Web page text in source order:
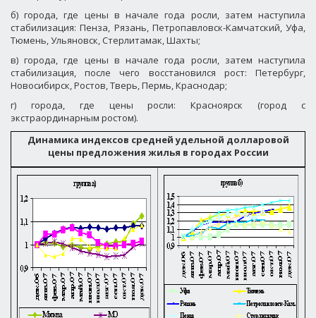
б) города, где цены в начале года росли, затем наступила
стабилизация: Пенза, Рязань, Петропавловск-Камчатский, Уфа,
Тюмень, Ульяновск, Стерлитамак, Шахты;
в) города, где цены в начале года росли, затем наступила
стабилизация, после чего восстановился рост: Петербург,
Новосибирск, Ростов, Тверь, Пермь, Краснодар;
г) города, где цены росли: Красноярск (город с
экстраординарным ростом).
Динамика индексов средней удельной долларовой
цены предложения жилья в городах России